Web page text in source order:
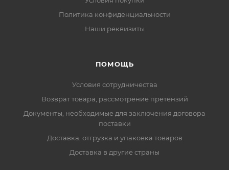
Политика конфиденциальности
Наши реквизиты
ПОМОЩЬ
Условия сотрудничества
Возврат товара, рассмотрение претензий
Документы, необходимые для заключения договора
поставки
Доставка, отгрузка и упаковка товаров
Доставка в другие страны